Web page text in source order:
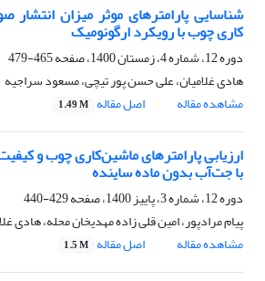
شناسایی پارامترهای موثر میزان
کاری چوب با رویکرد ارگونومیک
دوره 12، شماره 4، زمستان 1400، صفحه
465-479
هادی غلامیان، علی حسن پور تیچی، مسعود سراجیه
مشاهده مقاله
اصل مقاله 1.49 M
ارزیابی پارامترهای ماشین‌کاری چوب و
با جت‌آب بدون ماده ساینده
دوره 12، شماره 3، پاییز 1400، صفحه
429-440
پیام مرادپور، امین قلی زاده مهدیخان محله، هادی
مشاهده مقاله
اصل مقاله 1.5 M